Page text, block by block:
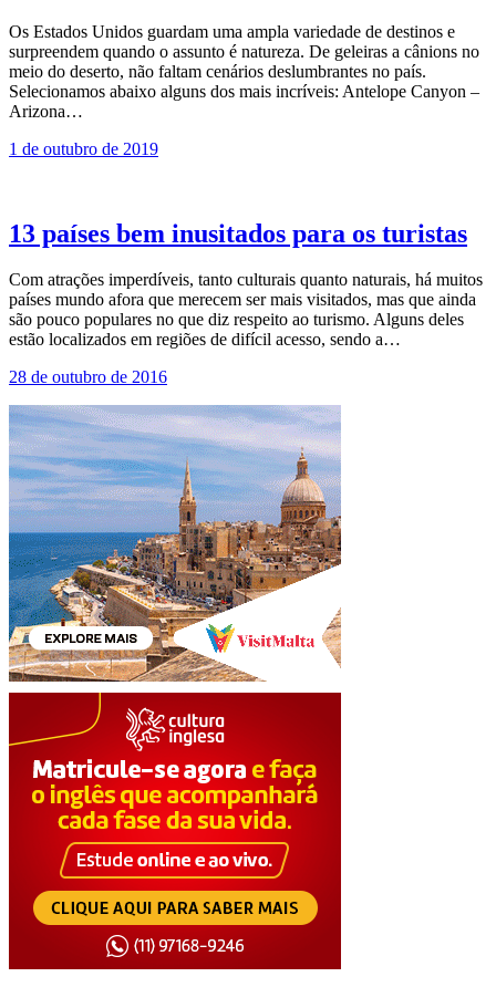
Os Estados Unidos guardam uma ampla variedade de destinos e
surpreendem quando o assunto é natureza. De geleiras a cânions no
meio do deserto, não faltam cenários deslumbrantes no país.
Selecionamos abaixo alguns dos mais incríveis: Antelope Canyon –
Arizona…
1 de outubro de 2019
13 países bem inusitados para os turistas
Com atrações imperdíveis, tanto culturais quanto naturais, há muitos
países mundo afora que merecem ser mais visitados, mas que ainda
são pouco populares no que diz respeito ao turismo. Alguns deles
estão localizados em regiões de difícil acesso, sendo a…
28 de outubro de 2016